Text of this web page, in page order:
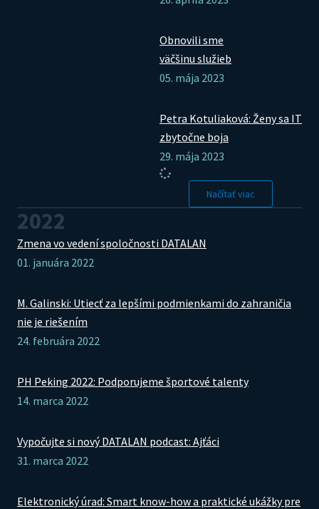
Obnovili sme
väčšinu služieb
05. mája 2023
Petra Kotuliaková: Ženy sa IT
zbytočne boja
29. mája 2023
Načítať viac
2022
Zmena vo vedení spoločnosti DATALAN
01. januára 2022
M. Galinski: Utiecť za lepšími podmienkami do zahraničia
nie je riešením
24. februára 2022
PH Peking 2022: Podporujeme športové talenty
14. marca 2022
Vypočujte si nový DATALAN podcast: Ajťáci
31. marca 2022
Elektronický úrad: Smart know-how a praktické ukážky pre